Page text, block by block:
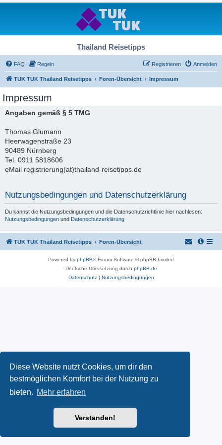
Diese Website nutzt Cookies, um dir den
bestmöglichen Komfort bei der Nutzung zu
bieten. Mehr erfahren
Verstanden!
Thailand Reisetipps
FAQ Regeln Anmelden
Registrieren
TUK TUK Thailand Reisetipps Foren-Übersicht Impressum
Impressum
Angaben gemäß § 5 TMG
Thomas Glumann
Heerwagenstraße 23
90489 Nürnberg
Tel. 0911 5818606
eMail registrierung(at)thailand-reisetipps.de
Nutzungsbedingungen und Datenschutzerklärung
Du kannst die Nutzungsbedingungen und die Datenschutzrichtlinie hier nachlesen:
Nutzungsbedingungen und Datenschutzerklärung
TUK TUK Thailand Reisetipps Foren-Übersicht
Powered by phpBB® Forum Software © phpBB Limited
Deutsche Übersetzung durch phpBB.de
Datenschutz| Nutzungsbedingungen